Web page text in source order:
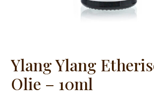
Ylang Ylang
Olie – 10ml